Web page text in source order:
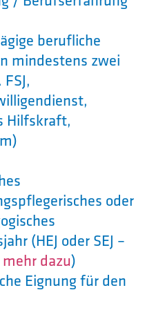
berufliche
mindestens zwei
Hilfskraft,
oder
(HEJ oder SEJ –
dazu)
Eignung für den